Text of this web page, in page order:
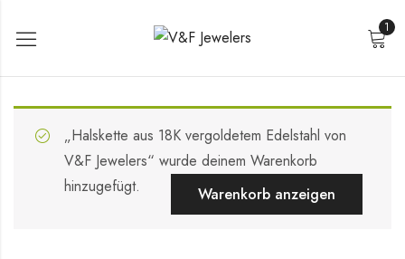
1
„Halskette aus 18K vergoldetem Edelstahl von
V&F Jewelers“ wurde deinem Warenkorb
hinzugefügt.
Warenkorb anzeigen